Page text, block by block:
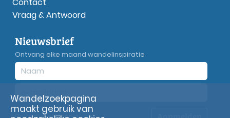
Vraag & Antwoord
Nieuwsbrief
Ontvang elke maand wandelinspiratie
Wandelzoekpagina
maakt gebruik van